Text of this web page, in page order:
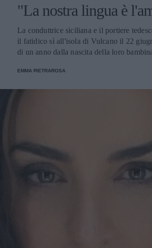
"La nostra lingua è
La conduttrice siciliana e il portiere
il fatidico sì all'isola di Vulcano il 22
di un anno dalla nascita della loro
EMMA PIETRAROSA